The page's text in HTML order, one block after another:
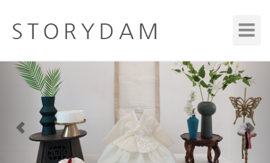
Toggle
Previous